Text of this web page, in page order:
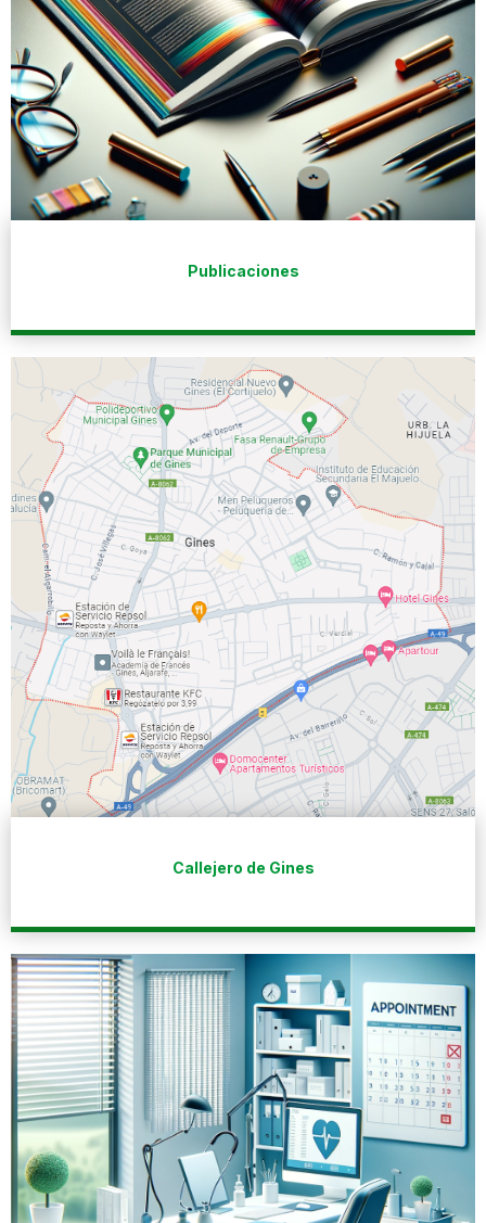
Publicaciones
Callejero de Gines